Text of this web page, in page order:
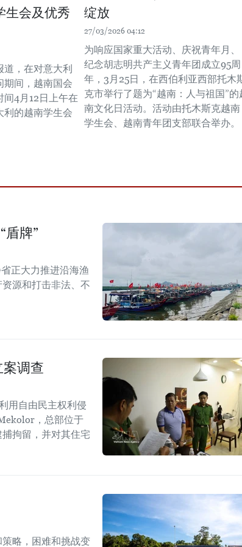
生会及优秀
道，在对意大利
期间，越南国会
间4月12日上午在
利的越南学生会
绽放
27/03/2026 04:12
为响应国家重大活动、庆祝青年月、
纪念胡志明共产主义青年团成立95周
年，3月25日，在西伯利亚西部托木
克市举行了题为“越南：人与祖国”的
南文化日活动。活动由托木斯克越南
学生会、越南青年团支部联合举办。
盾牌”
正大力推进沿海渔
源和打击非法、不
调查
用自由民主权利侵
，总部位于
拘留，并对其住宅
略，困难和挑战变